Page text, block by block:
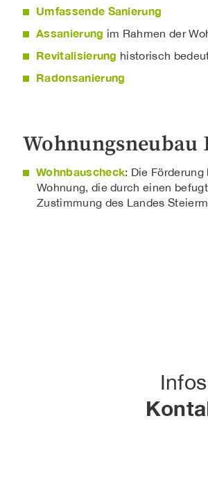
Umfassende Sanierung
Assanierung im Rahmen der
Revitalisierung historisch
Radonsanierung
Wohnungsneubau
Wohnbauscheck: Die
Wohnung, die durch einen
Zustimmung des Landes